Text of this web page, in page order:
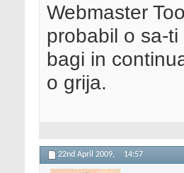
Webmaster
probabil o sa-
bagi in
o grija.
22nd April 2009, 14:57